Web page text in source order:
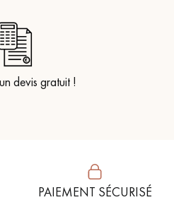
devis gratuit !
PAIEMENT SÉCURISÉ